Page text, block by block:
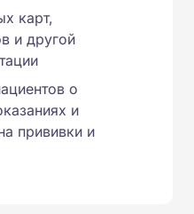
карт,
и другой
о
и
прививки и